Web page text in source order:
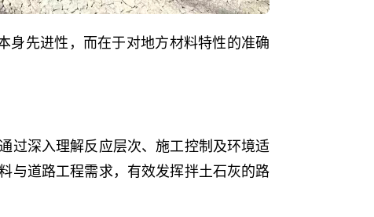
身先进性，而在于对地方材料特性的准确
过深入理解反应层次、施工控制及环境适
与道路工程需求，有效发挥拌土石灰的路